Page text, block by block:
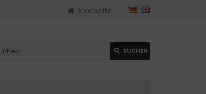
Startseite
SUCHEN